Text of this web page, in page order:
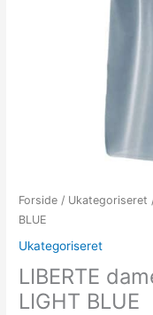
Forside / Ukategoriseret
BLUE
Ukategoriseret
LIBERTE
LIGHT BLUE